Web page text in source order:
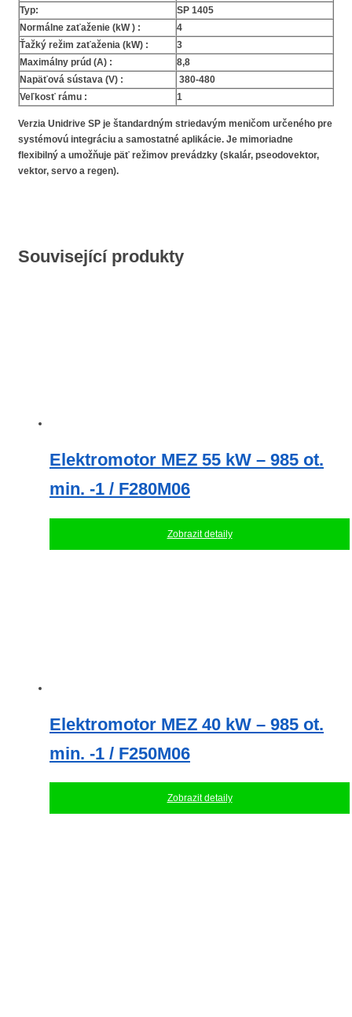
Typ:
SP 1405
Normálne zaťaženie (kW ) :
4
Ťažký režim zaťaženia (kW) :
3
Maximálny prúd (A) :
8,8
Napäťová sústava (V) :
380-480
Veľkosť rámu :
1
Verzia Unidrive SP je štandardným striedavým meničom určeného pre
systémovú integráciu a samostatné aplikácie. Je mimoriadne
flexibilný a umožňuje päť režimov prevádzky (skalár, pseodovektor,
vektor, servo a regen).
Související produkty
Elektromotor MEZ 55 kW – 985 ot.
min. -1 / F280M06
Zobrazit detaily
Elektromotor MEZ 40 kW – 985 ot.
min. -1 / F250M06
Zobrazit detaily